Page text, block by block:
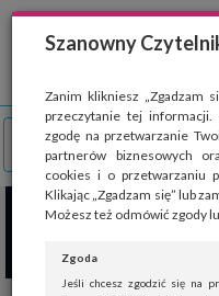
Szanowny
Zanim klikniesz „Zgadzam
przeczytanie tej
zgodę na przetwarzanie
partnerów biznesowych
cookies i o przetwarzaniu
Klikając „Zgadzam się” lub
Możesz też odmówić zgody
Zgoda
Jeśli chcesz zgodzić się na
Strona wykorzystuje pliki cookies,
Wyrażając zgodę na używanie
przeglądarki. Przejdź do
polityki